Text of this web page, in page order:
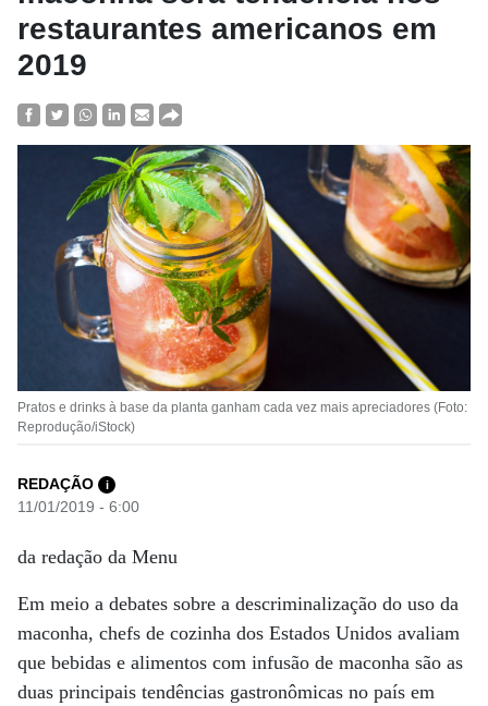
restaurantes americanos em
2019
Pratos e drinks à base da planta ganham cada vez mais apreciadores (Foto:
Reprodução/iStock)
REDAÇÃO i
11/01/2019 - 6:00
da redação da Menu
Em meio a debates sobre a descriminalização do uso da
maconha, chefs de cozinha dos Estados Unidos avaliam
que bebidas e alimentos com infusão de maconha são as
duas principais tendências gastronômicas no país em